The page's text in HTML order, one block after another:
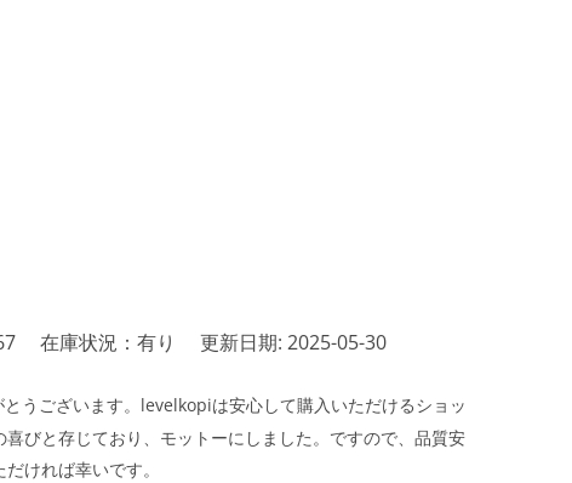
在庫状況：有り 更新日期: 2025-05-30
うございます。levelkopiは安心して購入いただけるショッ
びと存じており、モットーにしました。ですので、品質安
ければ幸いです。